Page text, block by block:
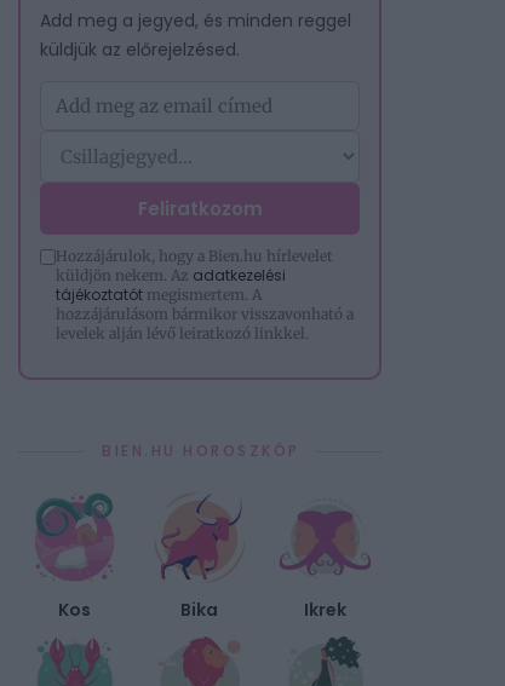
Add meg a jegyed, és minden reggel
küldjük az előrejelzésed.
Feliratkozom
Hozzájárulok, hogy a Bien.hu hírlevelet
küldjön nekem. Az adatkezelési
tájékoztatót megismertem. A
hozzájárulásom bármikor visszavonható a
levelek alján lévő leiratkozó linkkel.
BIEN.HU HOROSZKÓP
Kos Bika Ikrek